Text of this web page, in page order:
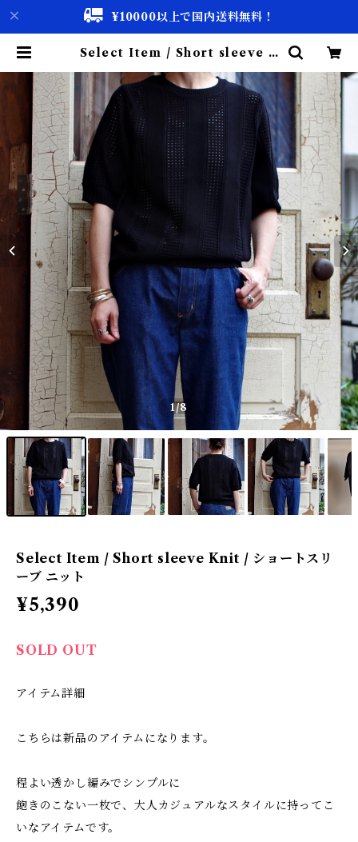
¥10000以上で国内送料無料！
Select Item / Short sleeve K
着屋 仙台 biscco【古着 & Vinta
ge 通販】
1/8
Select Item / Short sleeve Knit / ショートスリ
ーブ ニット
¥5,390
SOLD OUT
アイテム詳細
こちらは新品のアイテムになります。
程よい透かし編みでシンプルに
飽きのこない一枚で、大人カジュアルなスタイルに持ってこ
いなアイテムです。